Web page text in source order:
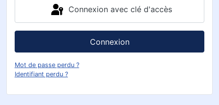
Connexion avec clé d'accès
Connexion
Mot de passe perdu ?
Identifiant perdu ?